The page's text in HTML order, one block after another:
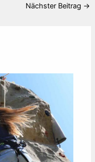
Nächster Beitrag →